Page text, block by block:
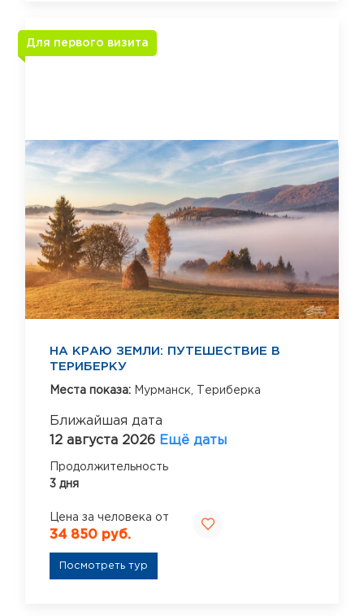
Для первого визита
НА КРАЮ ЗЕМЛИ: ПУТЕШЕСТВИЕ В
ТЕРИБЕРКУ
Места показа: Мурманск, Териберка
Ближайшая дата
12 августа 2026 Ещё даты
Продолжительность
3 дня
Цена за человека от
34 850 руб.
Посмотреть тур